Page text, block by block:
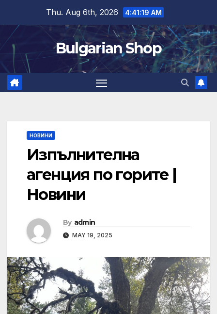
content
Thu. Aug 6th, 2026 4:41:20 AM
Bulgarian Shop
НОВИНИ
Изпълнителна
агенция по горите |
Новини
By admin
MAY 19, 2025